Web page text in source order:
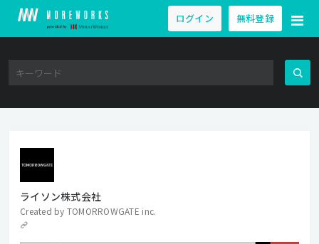
ログイン 無料登録
ライソン株式会社
Created by TOMORROWGATE inc.